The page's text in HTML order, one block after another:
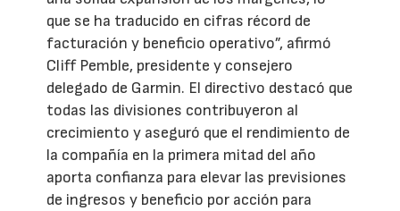
que se ha traducido en cifras récord de
facturación y beneficio operativo”, afirmó
Cliff Pemble, presidente y consejero
delegado de Garmin. El directivo destacó que
todas las divisiones contribuyeron al
crecimiento y aseguró que el rendimiento de
la compañía en la primera mitad del año
aporta confianza para elevar las previsiones
de ingresos y beneficio por acción para